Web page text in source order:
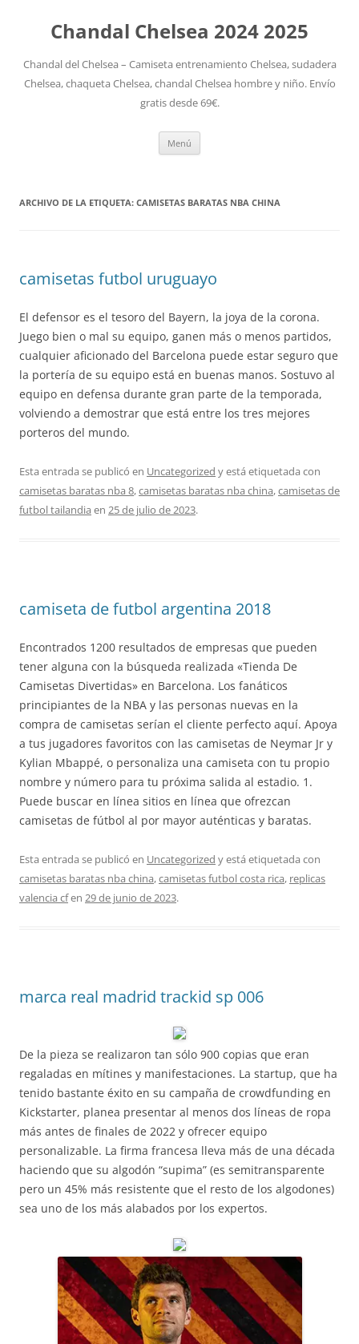
Chandal Chelsea 2024 2025
Chandal del Chelsea – Camiseta entrenamiento Chelsea, sudadera
Chelsea, chaqueta Chelsea, chandal Chelsea hombre y niño. Envío
gratis desde 69€.
Menú
ARCHIVO DE LA ETIQUETA: CAMISETAS BARATAS NBA CHINA
camisetas futbol uruguayo
El defensor es el tesoro del Bayern, la joya de la corona.
Juego bien o mal su equipo, ganen más o menos partidos,
cualquier aficionado del Barcelona puede estar seguro que
la portería de su equipo está en buenas manos. Sostuvo al
equipo en defensa durante gran parte de la temporada,
volviendo a demostrar que está entre los tres mejores
porteros del mundo.
Esta entrada se publicó en Uncategorized y está etiquetada con
camisetas baratas nba 8,camisetas baratas nba china,camisetas de
futbol tailandia en 25 de julio de 2023.
camiseta de futbol argentina 2018
Encontrados 1200 resultados de empresas que pueden
tener alguna con la búsqueda realizada «Tienda De
Camisetas Divertidas» en Barcelona. Los fanáticos
principiantes de la NBA y las personas nuevas en la
compra de camisetas serían el cliente perfecto aquí. Apoya
a tus jugadores favoritos con las camisetas de Neymar Jr y
Kylian Mbappé, o personaliza una camiseta con tu propio
nombre y número para tu próxima salida al estadio. 1.
Puede buscar en línea sitios en línea que ofrezcan
camisetas de fútbol al por mayor auténticas y baratas.
Esta entrada se publicó en Uncategorized y está etiquetada con
camisetas baratas nba china,camisetas futbol costa rica, replicas
valencia cfen 29 de junio de 2023.
marca real madrid trackid sp 006
De la pieza se realizaron tan sólo 900 copias que eran
regaladas en mítines y manifestaciones. La startup, que ha
tenido bastante éxito en su campaña de crowdfunding en
Kickstarter, planea presentar al menos dos líneas de ropa
más antes de finales de 2022 y ofrecer equipo
personalizable. La firma francesa lleva más de una década
haciendo que su algodón “supima” (es semitransparente
pero un 45% más resistente que el resto de los algodones)
sea uno de los más alabados por los expertos.